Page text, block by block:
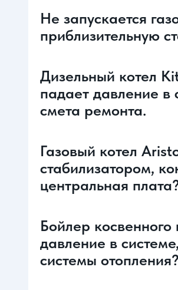
Не запускается
приблизительную
Дизельный котел
падает давление в
смета ремонта.
Газовый котел
стабилизатором,
центральная
Бойлер
давление в
системы отопления?